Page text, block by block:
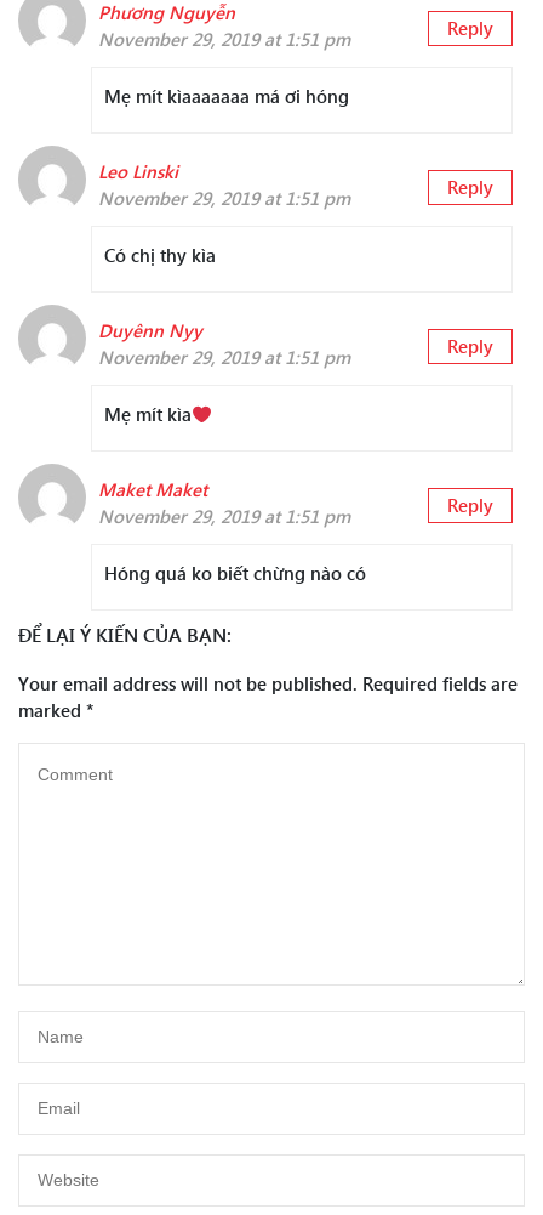
Phương Nguyễn
November 29, 2019 at 1:51 pm
Reply
Mẹ mít kìaaaaaaa má ơi hóng
Leo Linski
November 29, 2019 at 1:51 pm
Reply
Có chị thy kìa
Duyênn Nyy
November 29, 2019 at 1:51 pm
Reply
Mẹ mít kìa
Maket Maket
November 29, 2019 at 1:51 pm
Reply
Hóng quá ko biết chừng nào có
ĐỂ LẠI Ý KIẾN CỦA BẠN:
Your email address will not be published. Required fields are
marked *